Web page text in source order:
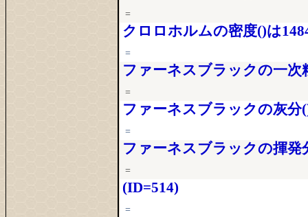
=
クロロホルムの密度()は
=
ファーネスブラックの一次
=
ファーネスブラックの灰分
=
ファーネスブラックの揮発
=
(ID=514)
=